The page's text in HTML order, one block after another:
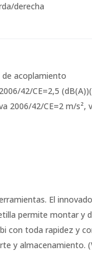
derecha
acoplamiento
42/CE=2,5
2006/42/CE=2 m/s²,
El
permite montar y
con toda rapidez y
y almacenamiento.